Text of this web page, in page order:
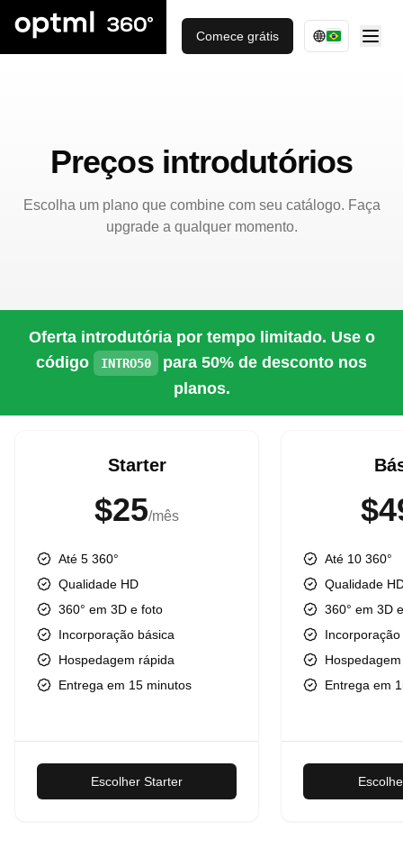
Comece grátis
Preços introdutórios
Escolha um plano que combine com seu catálogo. Faça
upgrade a qualquer momento.
Oferta introdutória por tempo limitado. Use o
código
INTRO50
para 50% de desconto nos
planos.
Starter
$25/mês
Até 5 360°
Qualidade HD
360° em 3D e foto
Incorporação básica
Hospedagem rápida
Entrega em 15 minutos
Escolher Starter
Até 10 360°
Qualidade
360° em 3D
Entrega em